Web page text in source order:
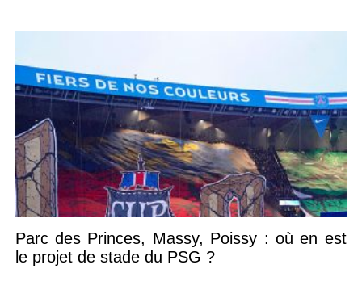
Parc des Princes, Massy, Poissy : où en est
le projet de stade du PSG ?